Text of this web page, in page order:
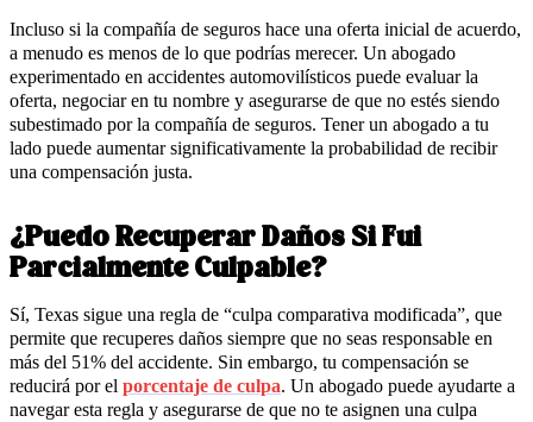
Incluso si la compañía de seguros hace una oferta inicial de acuerdo,
a menudo es menos de lo que podrías merecer. Un abogado
experimentado en accidentes automovilísticos puede evaluar la
oferta, negociar en tu nombre y asegurarse de que no estés siendo
subestimado por la compañía de seguros. Tener un abogado a tu
lado puede aumentar significativamente la probabilidad de recibir
una compensación justa.
¿Puedo Recuperar Daños Si Fui
Parcialmente Culpable?
Sí, Texas sigue una regla de “culpa comparativa modificada”, que
permite que recuperes daños siempre que no seas responsable en
más del 51% del accidente. Sin embargo, tu compensación se
reducirá por el porcentaje de culpa. Un abogado puede ayudarte a
navegar esta regla y asegurarse de que no te asignen una culpa